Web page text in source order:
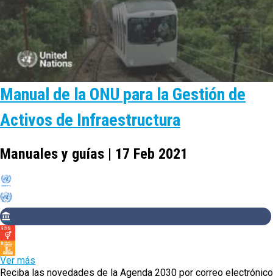
Manual de la ONU para la Gestión de
Activos de Infraestructura
Manuales y guías | 17 Feb 2021
Ver más
Reciba las novedades de la Agenda 2030 por correo electrónico